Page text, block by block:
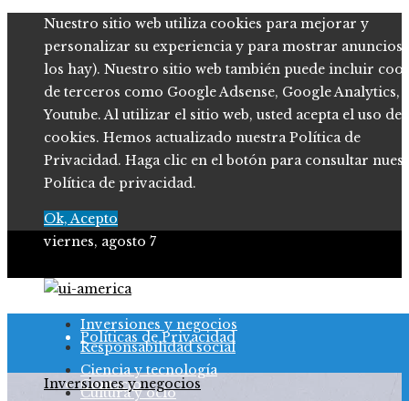
Nuestro sitio web utiliza cookies para mejorar y
personalizar su experiencia y para mostrar anuncios
los hay). Nuestro sitio web también puede incluir
de terceros como Google Adsense, Google Analytics,
Youtube. Al utilizar el sitio web, usted acepta el uso de
cookies. Hemos actualizado nuestra Política de
Privacidad. Haga clic en el botón para consultar
Política de privacidad.
Ok, Acepto
viernes, agosto 7
Quiénes somos
Políticas de Privacidad
Contacto
Inversiones y negocios
Responsabilidad social
Ciencia y tecnología
Cultura y ocio
Inversiones y negocios